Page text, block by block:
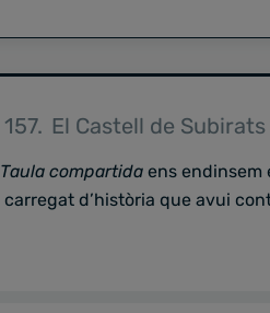
ambMercè Izquierdo,
El Castell de Subirats
Taula compartida ens endinsem
carregat d’història que avui
i propostes d’acollida.